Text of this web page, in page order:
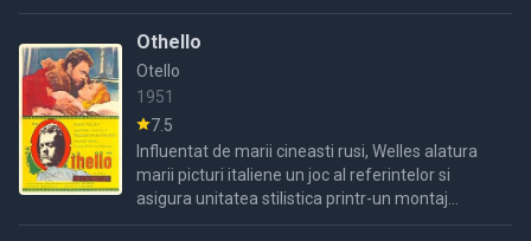
pentru a-l denunta pe Chaplin ca fiind comunist,
Othello
Otello
1951
7.5
Influentat de marii cineasti rusi, Welles alatura
marii picturi italiene un joc al referintelor si
asigura unitatea stilistica printr-un montaj
acrobatic.